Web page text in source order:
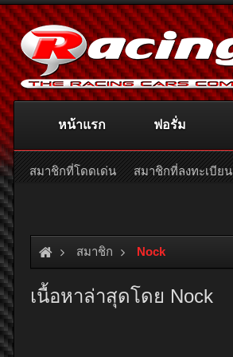
สมาชิก Nock
เนื้อหาล่าสุดโดย Nock
หน้าแรก ฟอรั่ม
สมาชิกที่โดดเด่น สมาชิกที่ลงทะเบียน